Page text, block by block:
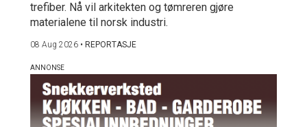
trefiber. Nå vil arkitekten og tømreren gjøre
materialene til norsk industri.
08 Aug 2026 • REPORTASJE